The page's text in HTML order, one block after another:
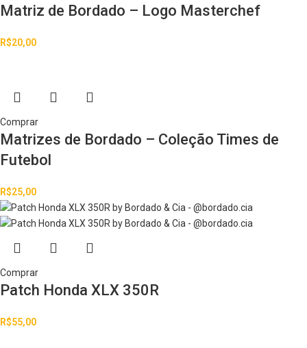
Matriz de Bordado – Logo Masterchef
R$20,00
Comprar
Matrizes de Bordado – Coleção Times de
Futebol
R$25,00
Comprar
Patch Honda XLX 350R
R$55,00